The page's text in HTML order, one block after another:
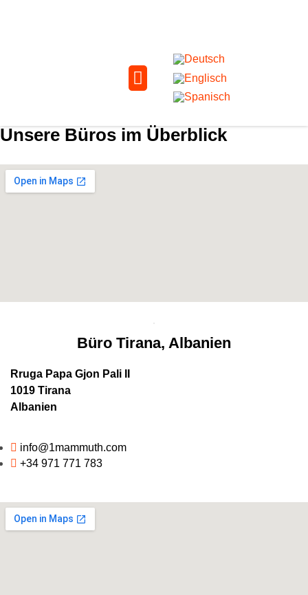
Unsere Büros im Überblick
Büro Tirana, Albanien
Rruga Papa Gjon Pali II
1019 Tirana
Albanien
info@1mammuth.com
+34 971 771 783